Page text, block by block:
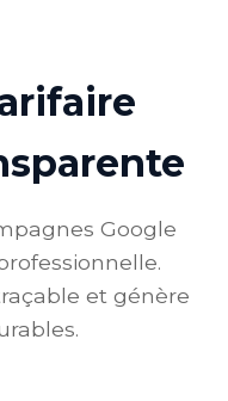
Google
et génère